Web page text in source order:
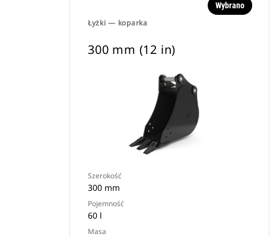
Łyżki — koparka
Wybrano
300 mm (12 in)
Szerokość
300 mm
Pojemność
60 l
Masa